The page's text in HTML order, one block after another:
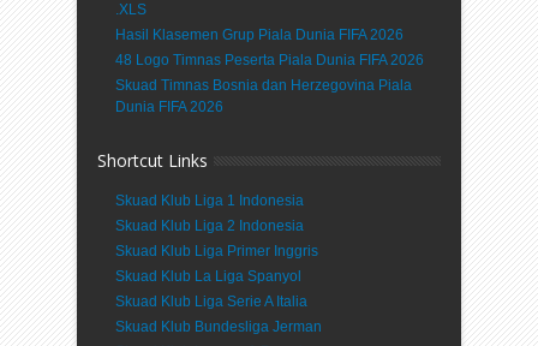
.XLS
Hasil Klasemen Grup Piala Dunia FIFA 2026
48 Logo Timnas Peserta Piala Dunia FIFA 2026
Skuad Timnas Bosnia dan Herzegovina Piala
Dunia FIFA 2026
Shortcut Links
Skuad Klub Liga 1 Indonesia
Skuad Klub Liga 2 Indonesia
Skuad Klub Liga Primer Inggris
Skuad Klub La Liga Spanyol
Skuad Klub Liga Serie A Italia
Skuad Klub Bundesliga Jerman